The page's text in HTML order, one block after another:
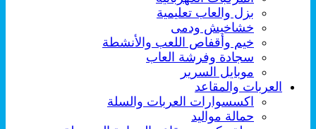
بزل والعاب تعليمية
خشاخيش ودمى
خيم وأقفاص اللعب والأنشطة
سجادة وفرشة العاب
موبايل السرير
العربات والمقاعد
اكسسوارات العربات والسلة
حمالة مواليد